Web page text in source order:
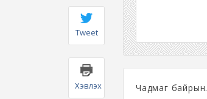
Tweet
Хэвлэх Чадмаг байрын.